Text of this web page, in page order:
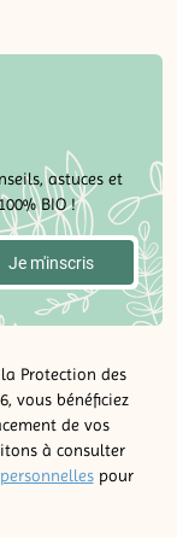
astuces et
BIO !
Protection des
vous bénéficiez
de vos
à consulter
pour